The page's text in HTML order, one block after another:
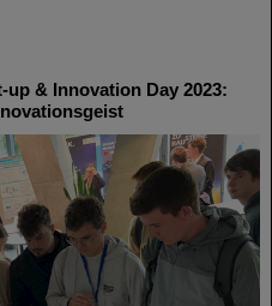
up & Innovation Day 2023: